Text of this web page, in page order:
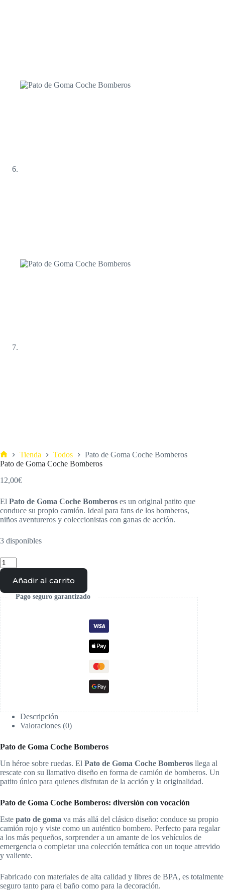
Tienda Todos
Pato de Goma Coche Bomberos
Pato de Goma Coche Bomberos
12,00€
El Pato de Goma Coche Bomberos es un original patito que
conduce su propio camión. Ideal para fans de los bomberos,
niños aventureros y coleccionistas con ganas de acción.
3 disponibles
Añadir al carrito
Pago seguro garantizado
Descripción
Valoraciones (0)
Pato de Goma Coche Bomberos
Un héroe sobre ruedas. El Pato de Goma Coche Bomberos llega al
rescate con su llamativo diseño en forma de camión de bomberos. Un
patito único para quienes disfrutan de la acción y la originalidad.
Pato de Goma Coche Bomberos: diversión con vocación
Este pato de goma va más allá del clásico diseño: conduce su propio
camión rojo y viste como un auténtico bombero. Perfecto para regalar
a los más pequeños, sorprender a un amante de los vehículos de
emergencia o completar una colección temática con un toque atrevido
y valiente.
Fabricado con materiales de alta calidad y libres de BPA, es totalmente
seguro tanto para el baño como para la decoración.